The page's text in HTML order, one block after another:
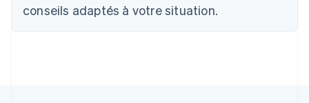
conseils adaptés à votre situation.
Chypre
Croatie